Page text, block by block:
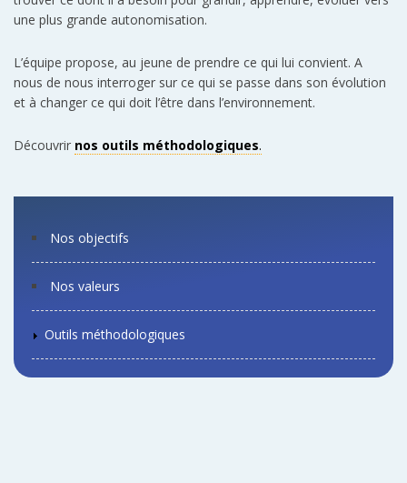
une plus grande autonomisation.
L’équipe propose, au jeune de prendre ce qui lui convient. A
nous de nous interroger sur ce qui se passe dans son évolution
et à changer ce qui doit l’être dans l’environnement.
Découvrir nos outils méthodologiques.
Nos objectifs
Nos valeurs
Outils méthodologiques